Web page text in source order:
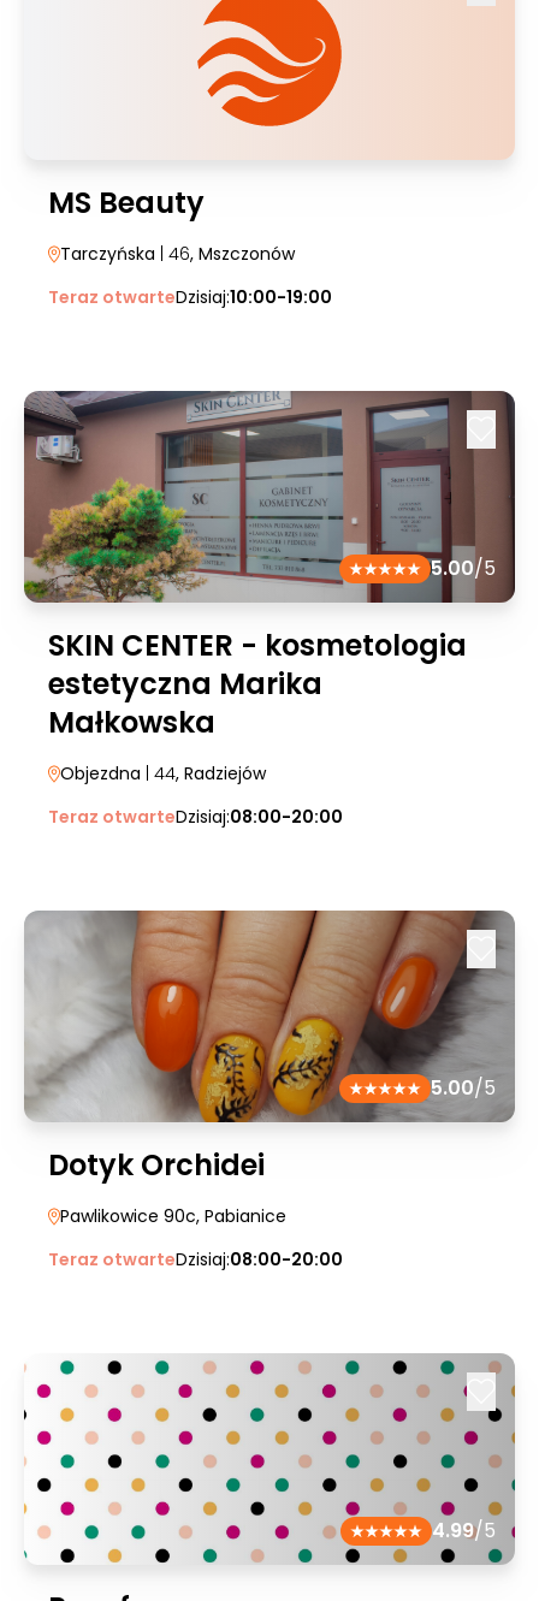
MS Beauty
Tarczyńska | 46, Mszczonów
Teraz otwarteDzisiaj:10:00-19:00
5.00/5
SKIN CENTER - kosmetologia
estetyczna Marika
Małkowska
Objezdna | 44, Radziejów
Teraz otwarteDzisiaj:08:00-20:00
5.00/5
Dotyk Orchidei
Pawlikowice 90c, Pabianice
Teraz otwarteDzisiaj:08:00-20:00
4.99/5